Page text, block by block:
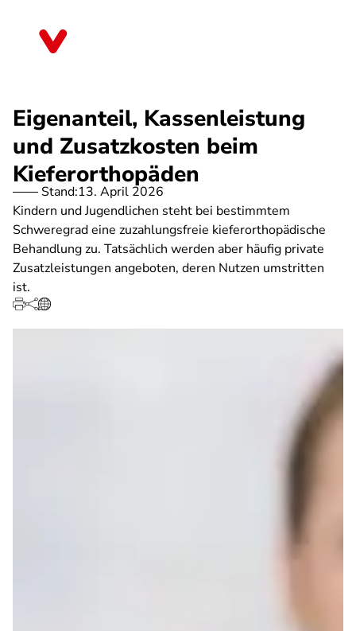
Eigenanteil, Kassenleistung
und Zusatzkosten beim
Kieferorthopäden
Stand:13. April 2026
Kindern und Jugendlichen steht bei bestimmtem
Schweregrad eine zuzahlungsfreie kieferorthopädische
Behandlung zu. Tatsächlich werden aber häufig private
Zusatzleistungen angeboten, deren Nutzen umstritten
ist.